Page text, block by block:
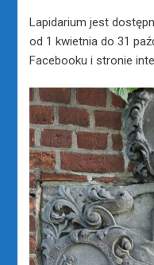
Lapidarium jest
od 1 kwietnia do 31
Facebooku i stronie